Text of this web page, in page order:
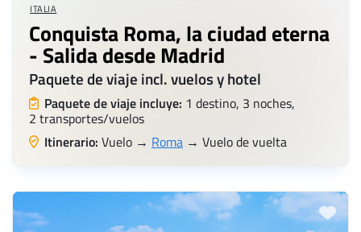
ITALIA
Conquista Roma, la ciudad eterna
- Salida desde Madrid
Paquete de viaje incl. vuelos y hotel
Paquete de viaje incluye: 1 destino, 3 noches,
2 transportes/vuelos
Itinerario: Vuelo → Roma → Vuelo de vuelta